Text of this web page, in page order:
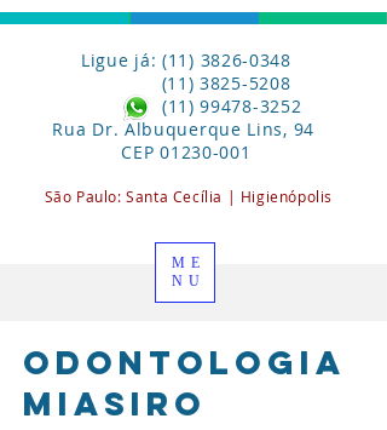
Odontologia
miasiro
Ligue já: (11) 3826-0348
(11) 3825-5208
(11) 99478-3252
Rua Dr. Albuquerque Lins, 94
CEP01230-001
São Paulo:Santa Cecília | Higienópolis
ME
NU